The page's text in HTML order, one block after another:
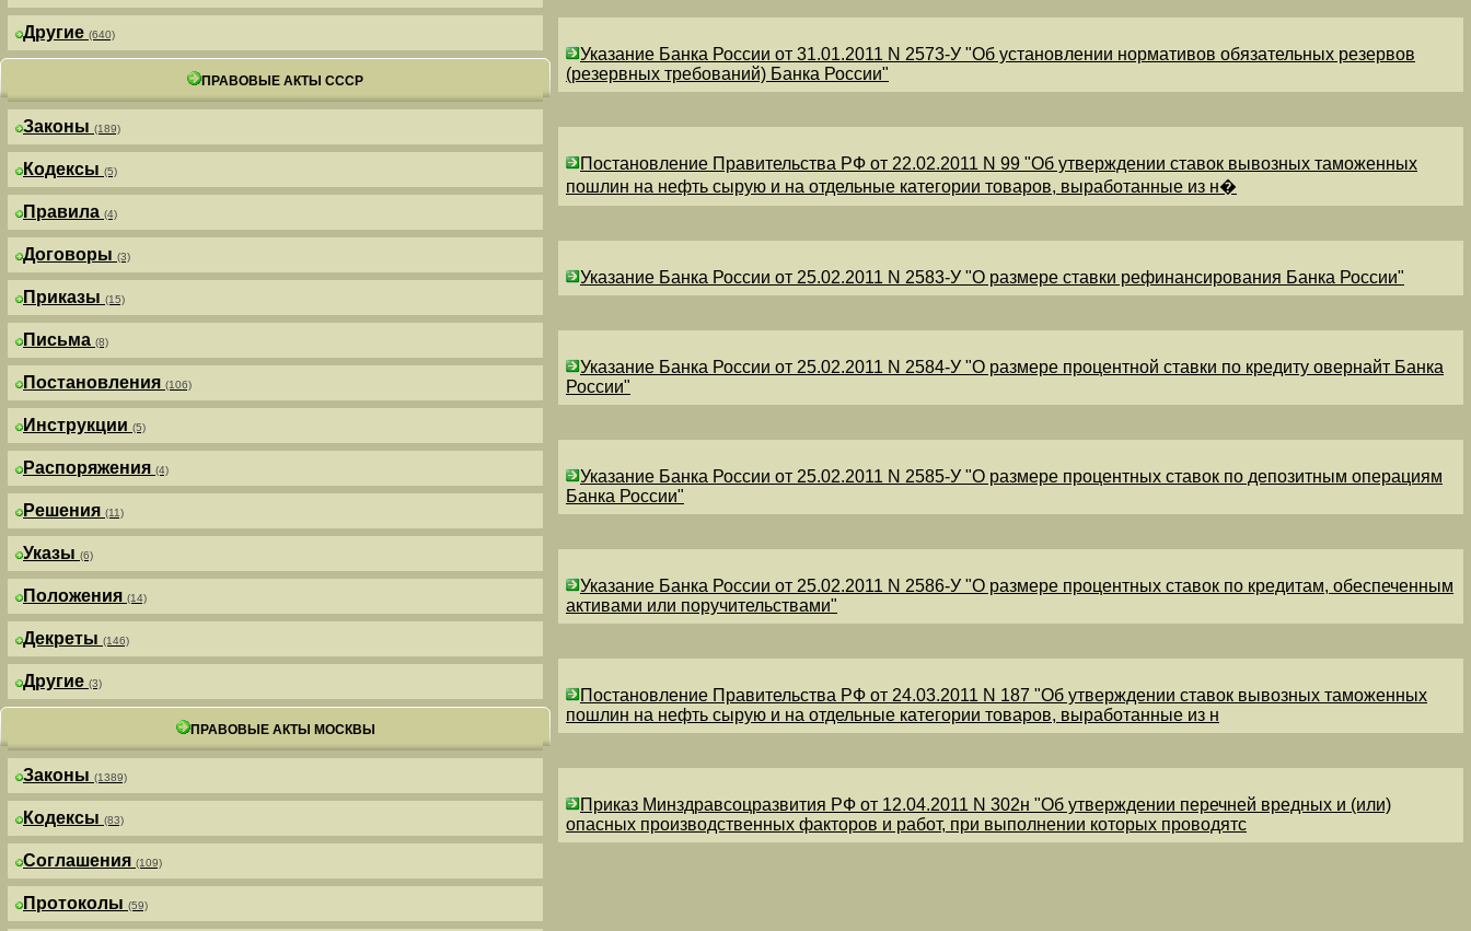
Другие (640)
ПРАВОВЫЕ АКТЫ СССР
Законы (189)
Кодексы (5)
Правила (4)
Договоры (3)
Приказы (15)
Письма (8)
Постановления (106)
Инструкции (5)
Распоряжения (4)
Решения (11)
Указы (6)
Положения (14)
Декреты (146)
Другие (3)
ПРАВОВЫЕ АКТЫ МОСКВЫ
Законы (1389)
Кодексы (83)
Соглашения (109)
Протоколы (59)
Указание Банка России от 31.01.2011 N 2573-У "Об установлении нормативов обязательных резервов
(резервных требований) Банка России"
Постановление Правительства РФ от 22.02.2011 N 99 "Об утверждении ставок вывозных таможенных
пошлин на нефть сырую и на отдельные категории товаров, выработанные из н�
Указание Банка России от 25.02.2011 N 2583-У "О размере ставки рефинансирования Банка России"
Указание Банка России от 25.02.2011 N 2584-У "О размере процентной ставки по кредиту овернайт Банка
России"
Указание Банка России от 25.02.2011 N 2585-У "О размере процентных ставок по депозитным операциям
Банка России"
Указание Банка России от 25.02.2011 N 2586-У "О размере процентных ставок по кредитам, обеспеченным
активами или поручительствами"
Постановление Правительства РФ от 24.03.2011 N 187 "Об утверждении ставок вывозных таможенных
пошлин на нефть сырую и на отдельные категории товаров, выработанные из н
Приказ Минздравсоцразвития РФ от 12.04.2011 N 302н "Об утверждении перечней вредных и (или)
опасных производственных факторов и работ, при выполнении которых проводятс